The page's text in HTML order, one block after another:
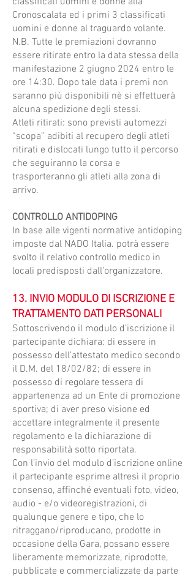
Cronoscalata ed i primi 3 classificati
uomini e donne al traguardo volante.
N.B. Tutte le premiazioni dovranno
essere ritirate entro la data stessa della
manifestazione 2 giugno 2024 entro le
ore 14:30. Dopo tale data i premi non
saranno più disponibili nè si effettuerà
alcuna spedizione degli stessi.​
Atleti ritirati: sono previsti automezzi
“scopa” adibiti al recupero degli atleti
ritirati e dislocati lungo tutto il percorso
che seguiranno la corsa e
trasporteranno gli atleti alla zona di
arrivo.
CONTROLLO ANTIDOPING
In base alle vigenti normative antidoping
imposte dal NADO Italia. potrà essere
svolto il relativo controllo medico in
locali predisposti dall’organizzatore.
13. INVIO MODULO DI ISCRIZIONE E
TRATTAMENTO DATI PERSONALI
Sottoscrivendo il modulo d’iscrizione il
partecipante dichiara: di essere in
possesso dell’attestato medico secondo
il D.M. del 18/02/82; di essere in
possesso di regolare tessera di
appartenenza ad un Ente di promozione
sportiva; di aver preso visione ed
accettare integralmente il presente
regolamento e la dichiarazione di
responsabilità sotto riportata.
Con l’invio del modulo d’iscrizione online
il partecipante esprime altresì il proprio
consenso, affinché eventuali foto, video,
audio - e/o videoregistrazioni, di
qualunque genere e tipo, che lo
ritraggano/riproducano, prodotte in
occasione della Gara, possano essere
liberamente memorizzate, riprodotte,
pubblicate e commercializzate da parte